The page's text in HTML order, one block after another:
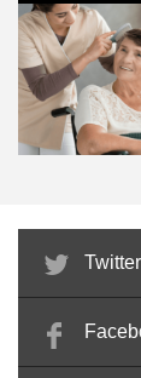
服装選びは、
わかりやす
美容師の服装
ておきます。
正直、この
さらに冬っぽ
介護美容師とし
資格者のほう
Twitter